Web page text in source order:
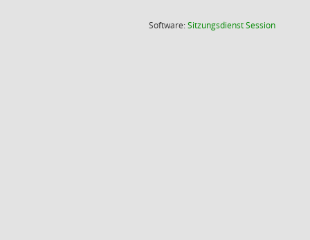
Software:SitzungsdienstSession(Wird in